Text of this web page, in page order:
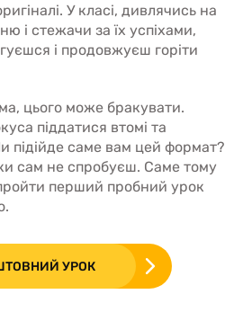
У класі, дивлячись на
і стежачи за їх успіхами,
і продовжуєш горіти
цього може бракувати.
піддатися втомі та
підійде саме вам цей формат?
сам не спробуєш. Саме тому
перший пробний урок
УРОК